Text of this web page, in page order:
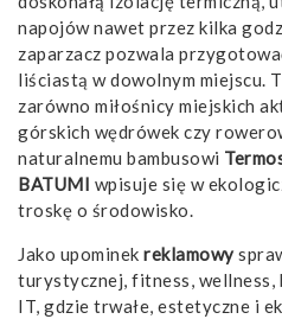
napojów nawet przez kilka
zaparzacz pozwala
liściastą w dowolnym miejscu.
zarówno miłośnicy miejskich
górskich wędrówek czy
naturalnemu bambusowi
BATUMI wpisuje się w
troskę o środowisko.
Jako upominek reklamowy
turystycznej, fitness, wellness,
IT, gdzie trwałe, estetyczne i